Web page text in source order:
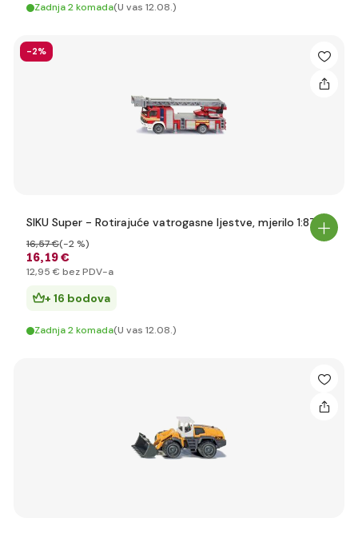
Zadnja 2 komada(U vas 12.08.)
-2%
SIKU Super - Rotirajuće vatrogasne ljestve, mjerilo 1:87
16,19 €
16,57 €(-2 %)
12,95 € bez PDV-a
+ 16 bodova
Zadnja 2 komada(U vas 12.08.)